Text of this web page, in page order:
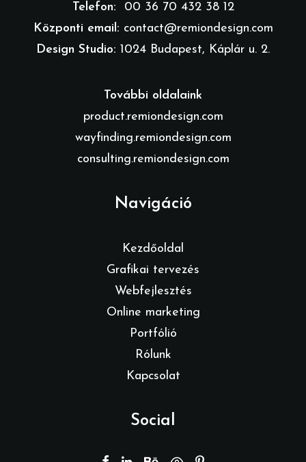
Telefon:
00 36 70 432 38 12
Központi email: contact@remiondesign.com
Design Studio: 1024 Budapest, Káplár u. 2.
További oldalaink
product.remiondesign.com
wayfinding.remiondesign.com
consulting.remiondesign.com
Navigáció
Kezdőoldal
Grafikai tervezés
Webfejlesztés
Online marketing
Portfólió
Rólunk
Kapcsolat
Social